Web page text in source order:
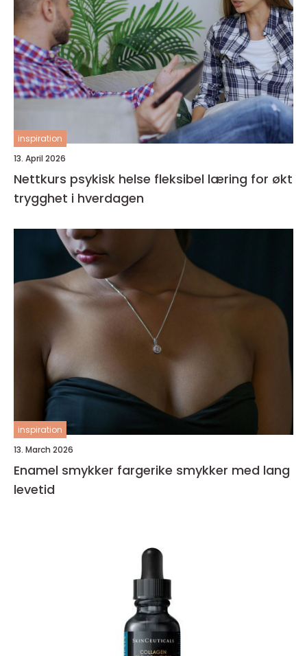
inspiration
13. April 2026
Nettkurs psykisk helse fleksibel læring for økt
trygghet i hverdagen
inspiration
13. March 2026
Enamel smykker fargerike smykker med lang
levetid